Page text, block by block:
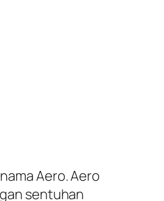
Aero. Aero
sentuhan